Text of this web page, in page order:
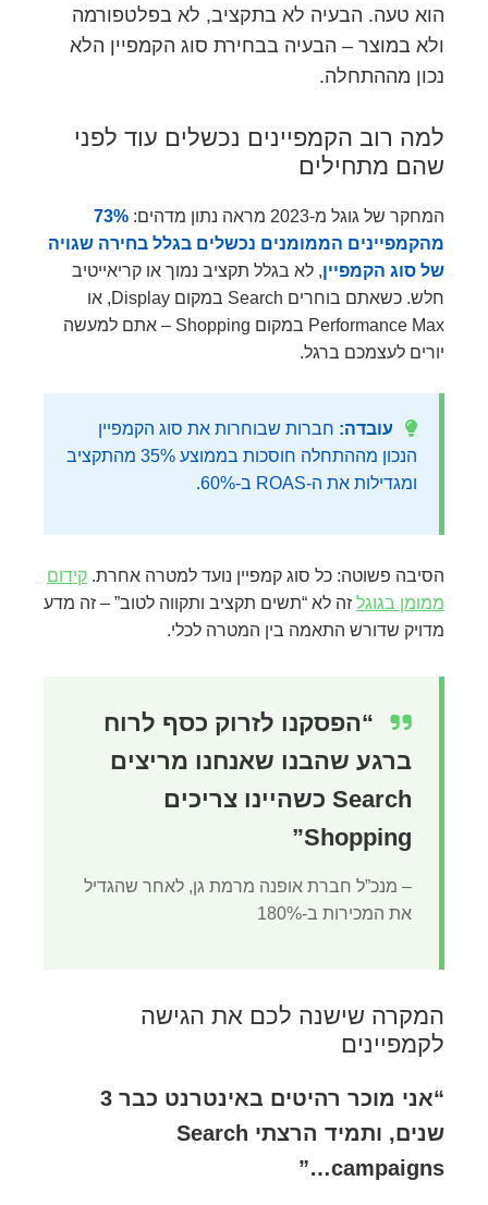
הוא טעה. הבעיה לא בתקציב, לא בפלטפורמה
ולא במוצר – הבעיה בבחירת סוג הקמפיין הלא
נכון מההתחלה.
למה רוב הקמפיינים נכשלים עוד לפני
שהם מתחילים
המחקר של גוגל מ-2023 מראה נתון מדהים:
73%
מהקמפיינים הממומנים נכשלים בגלל בחירה שגויה
של סוג הקמפיין, לא בגלל תקציב נמוך או קריאייטיב
חלש. כשאתם בוחרים Search במקום Display, או
Performance Max במקום Shopping – אתם למעשה
יורים לעצמכם ברגל.
עובדה: חברות שבוחרות את סוג הקמפיין
הנכון מההתחלה חוסכות בממוצע 35% מהתקציב
ומגדילות את ה-ROAS ב-60%.
הסיבה פשוטה: כל סוג קמפיין נועד למטרה אחרת. קידום
ממומן בגוגל זה לא “תשים תקציב ותקווה לטוב” – זה מדע
מדויק שדורש התאמה בין המטרה לכלי.
“הפסקנו לזרוק כסף לרוח
ברגע שהבנו שאנחנו מריצים
Search כשהיינו צריכים
Shopping”
– מנכ”ל חברת אופנה מרמת גן, לאחר שהגדיל
את המכירות ב-180%
המקרה שישנה לכם את הגישה
לקמפיינים
“אני מוכר רהיטים באינטרנט כבר 3
שנים, ותמיד הרצתי Search
campaigns…”